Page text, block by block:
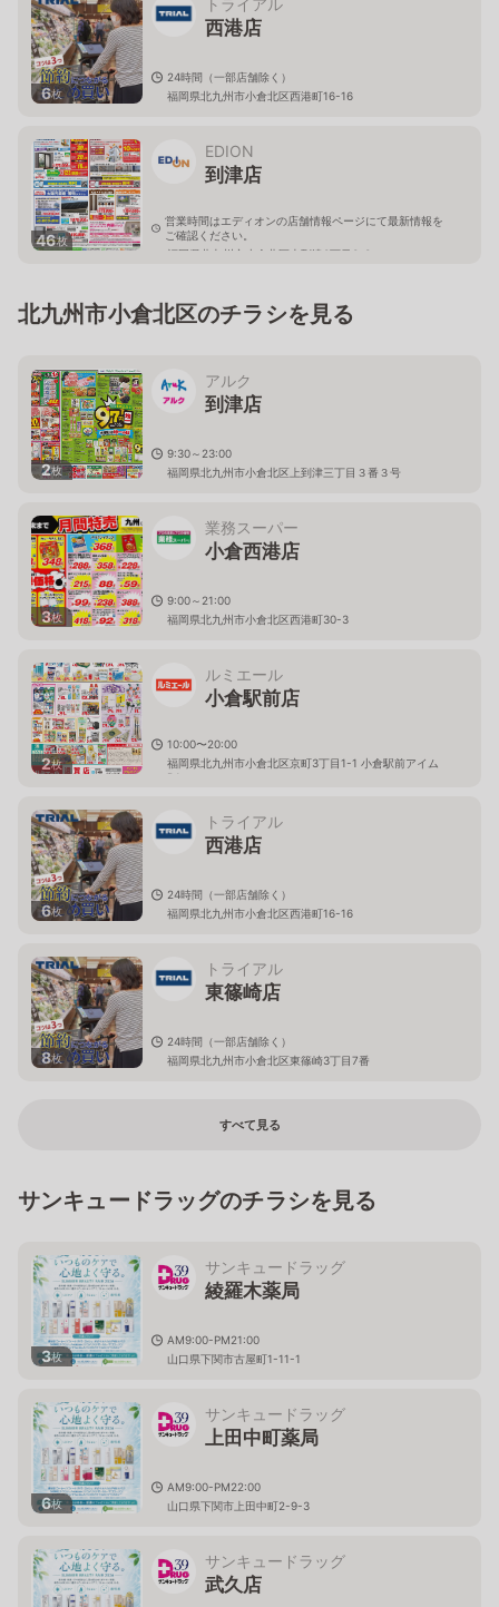
6枚
トライアル
西港店
24時間（一部店舗除く）
福岡県北九州市小倉北区西港町16-16
46枚
EDION
到津店
営業時間はエディオンの店舗情報ページにて最新情報を
ご確認ください。
福岡県北九州市小倉北区上到津3丁目3-3
北九州市小倉北区のチラシを見る
2枚
アルク
到津店
9:30～23:00
福岡県北九州市小倉北区上到津三丁目３番３号
3枚
業務スーパー
小倉西港店
9:00～21:00
福岡県北九州市小倉北区西港町30-3
2枚
ルミエール
小倉駅前店
10:00〜20:00
福岡県北九州市小倉北区京町3丁目1-1 小倉駅前アイム
B1
6枚
トライアル
西港店
24時間（一部店舗除く）
福岡県北九州市小倉北区西港町16-16
8枚
トライアル
東篠崎店
24時間（一部店舗除く）
福岡県北九州市小倉北区東篠崎3丁目7番
すべて見る
サンキュードラッグのチラシを見る
3枚
サンキュードラッグ
綾羅木薬局
AM9:00-PM21:00
山口県下関市古屋町1-11-1
6枚
サンキュードラッグ
上田中町薬局
AM9:00-PM22:00
山口県下関市上田中町2-9-3
サンキュードラッグ
武久店